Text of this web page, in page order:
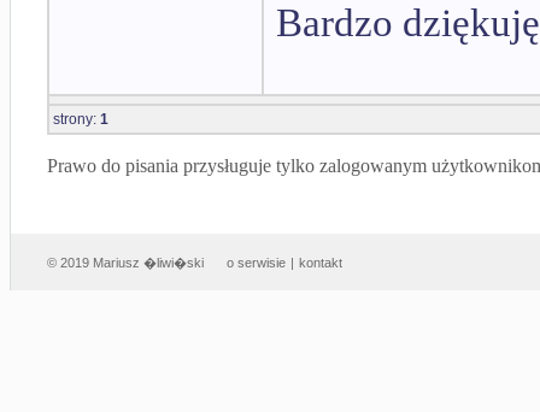
Bardzo
strony: 1
Prawo do pisania przysługuje tylko zalogowanym
© 2019 Mariusz �liwi�ski o serwisie | kontakt